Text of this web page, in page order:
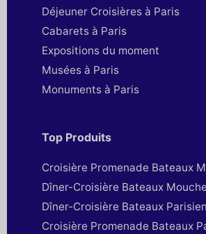
Déjeuner Croisières à Paris
Cabarets à Paris
Expositions du moment
Musées à Paris
Monuments à Paris
Top Produits
Croisière Promenade Bateaux
Dîner-Croisière Bateaux
Dîner-Croisière Bateaux
Croisière Promenade Bateaux